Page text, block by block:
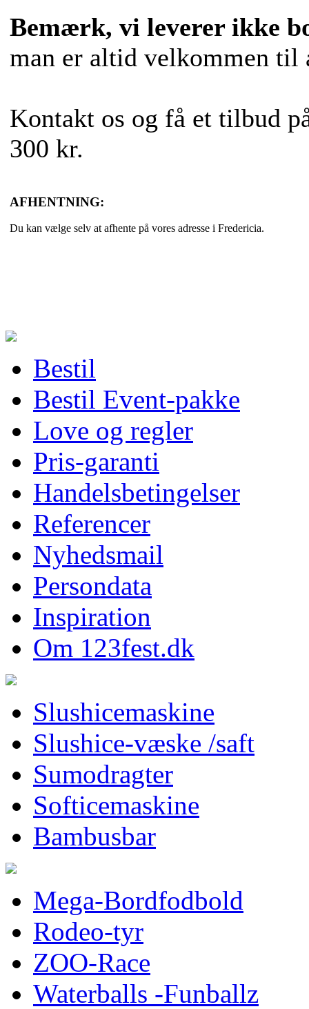
Bemærk, vi leverer ikke
man er altid velkommen til
Kontakt os og få et tilbud
300 kr.
AFHENTNING:
Du kan vælge selv at afhente på vores adresse i Fredericia.
Bestil
Bestil Event-pakke
Love og regler
Pris-garanti
Handelsbetingelser
Referencer
Nyhedsmail
Persondata
Inspiration
Om 123fest.dk
Slushicemaskine
Slushice-væske /saft
Sumodragter
Softicemaskine
Bambusbar
Mega-Bordfodbold
Rodeo-tyr
ZOO-Race
Waterballs -Funballz